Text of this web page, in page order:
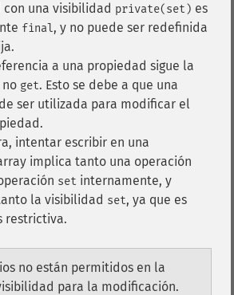
una visibilidad private(set) es
final, y no puede ser redefinida
a una propiedad sigue la
no get. Esto se debe a que una
ser utilizada para modificar el
intentar escribir en una
implica tanto una operación
set internamente, y
la visibilidad set, ya que es
restrictiva.
no están permitidos en la
para la modificación.